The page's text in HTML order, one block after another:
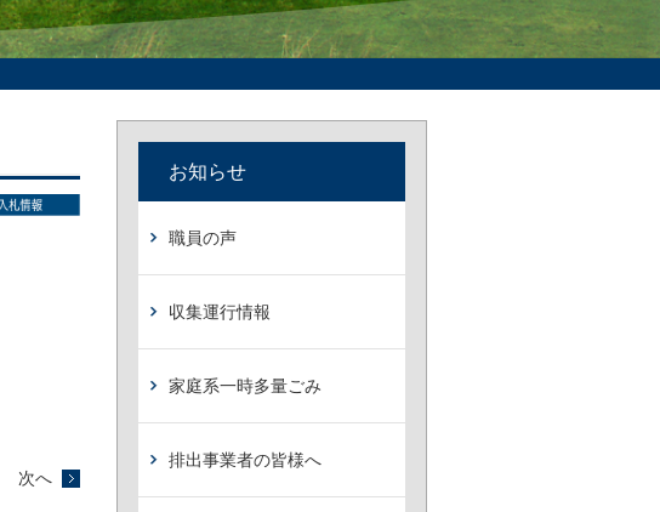
次へ
お知らせ
職員の声
収集運行情報
家庭系一時多量ごみ
排出事業者の皆様へ